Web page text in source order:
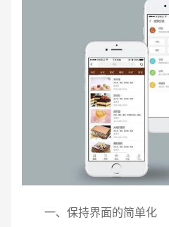
一、保持界面的简单化
请输入您的公司名称